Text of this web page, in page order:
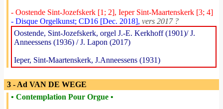
- Oostende Sint-Jozefskerk [1; 2], Ieper Sint-Maartenskerk [3; 4]
- Disque Orgelkunst; CD16 [Dec. 2018], vers 2017 ?
Oostende, Sint-Jozefskerk, orgel J.-E. Kerkhoff (1901)/ J.
Anneessens (1936) / J. Lapon (2017)
Ieper, Sint-Maartenskerk, J.Anneessens (1931)
3 - Ad VAN DE WEGE
• Contemplation Pour Orgue •